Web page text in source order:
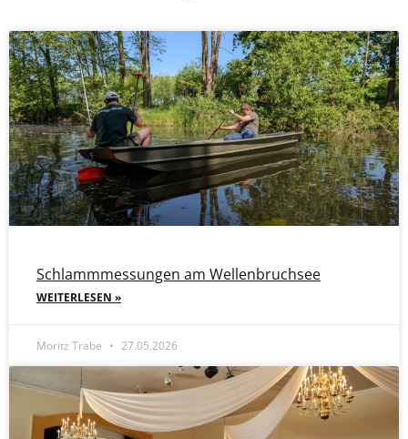
Schlammmessungen am Wellenbruchsee
WEITERLESEN »
Moritz Trabe 27.05.2026